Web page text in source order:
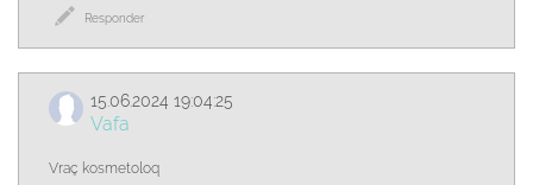
Responder
15.06.2024 19:04:25
Vafa
Vraç kosmetoloq